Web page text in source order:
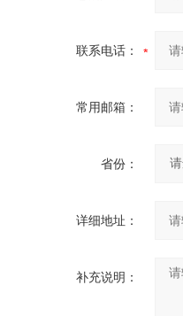
联系电话：
常用邮箱：
省份：
详细地址：
补充说明：